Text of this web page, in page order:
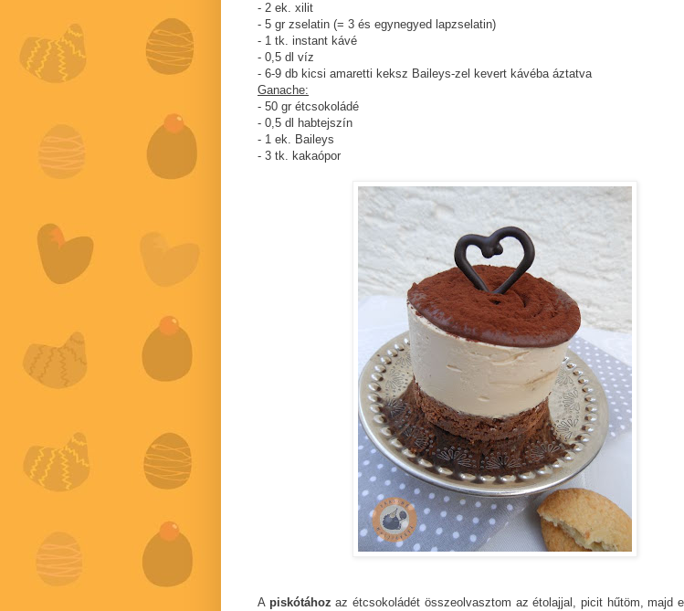
- 2 ek. xilit
- 5 gr zselatin (= 3 és egynegyed lapzselatin)
- 1 tk. instant kávé
- 0,5 dl víz
- 6-9 db kicsi amaretti keksz Baileys-zel kevert kávéba áztatva
Ganache:
- 50 gr étcsokoládé
- 0,5 dl habtejszín
- 1 ek. Baileys
- 3 tk. kakaópor
A piskótához az étcsokoládét összeolvasztom az étolajjal, picit hűtöm, majd